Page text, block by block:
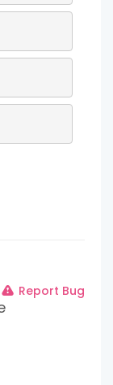
Report Bug